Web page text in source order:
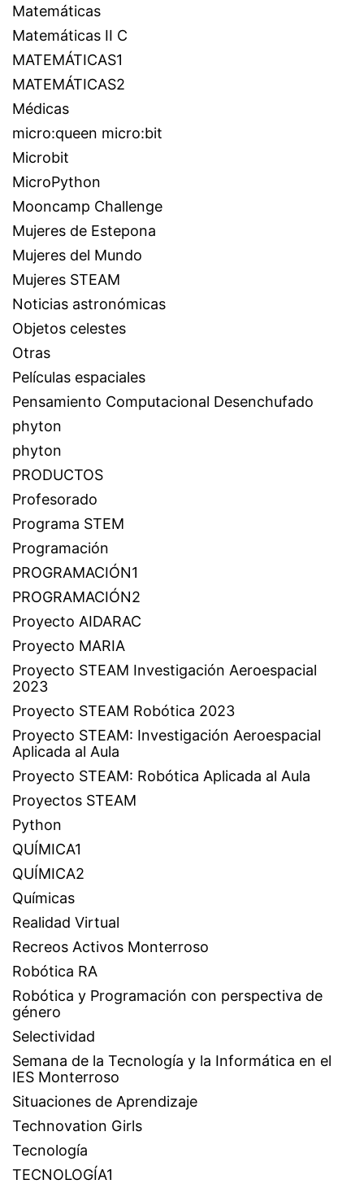
Matemáticas
Matemáticas II C
MATEMÁTICAS1
MATEMÁTICAS2
Médicas
micro:queen micro:bit
Microbit
MicroPython
Mooncamp Challenge
Mujeres de Estepona
Mujeres del Mundo
Mujeres STEAM
Noticias astronómicas
Objetos celestes
Otras
Películas espaciales
Pensamiento Computacional Desenchufado
phyton
phyton
PRODUCTOS
Profesorado
Programa STEM
Programación
PROGRAMACIÓN1
PROGRAMACIÓN2
Proyecto AIDARAC
Proyecto MARIA
Proyecto STEAM Investigación Aeroespacial
2023
Proyecto STEAM Robótica 2023
Proyecto STEAM: Investigación Aeroespacial
Aplicada al Aula
Proyecto STEAM: Robótica Aplicada al Aula
Proyectos STEAM
Python
QUÍMICA1
QUÍMICA2
Químicas
Realidad Virtual
Recreos Activos Monterroso
Robótica RA
Robótica y Programación con perspectiva de
género
Selectividad
Semana de la Tecnología y la Informática en el
IES Monterroso
Situaciones de Aprendizaje
Technovation Girls
Tecnología
TECNOLOGÍA1